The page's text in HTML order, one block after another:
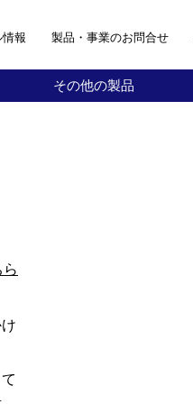
報 製品・事業のお問合せ
その他の製品